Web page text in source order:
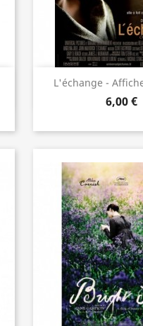
L'échange -
6,00 €
Aperçu